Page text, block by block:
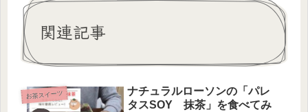
関連記事
お茶スイーツ
ナチュラルローソンの「パレ
タスSOY 抹茶」を食べてみ